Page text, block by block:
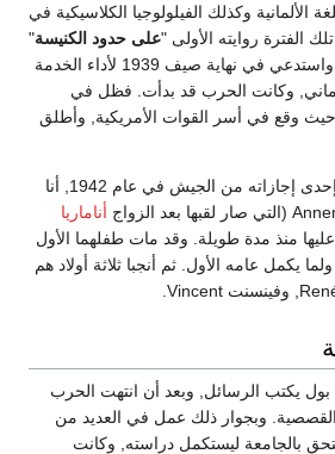
الألمانية وكذلك الفيلولوجيا الكلاسيكية في
الفترة روايته الأولى "على حدود الكنيسة"
Am Rande der Kirche. واستدعي في نهاية صيف 1939 لأداء الخدمة
وكانت الحرب قد بدأت. فظل في
الحرب حتى أبريل 1945 حيث وقع في أسر القوات الأمريكية, وأطلق
تزوج هاينريش بول خلال إحدى إجازاته من الجيش في عام 1942, أنا
أناماريا
منذ مدة طويلة. وقد مات طفلهما الأول
كريستوفر في عام 1945 ولما يكمل عامه الأول. ثم أنجبا ثلاثة أولاد هم
بول يكتب الرسائل, وبعد أن انتهت الحرب
والقصصية. وبجوار ذلك عمل في العديد من
بالجامعة ليستكمل دراسته, وكانت